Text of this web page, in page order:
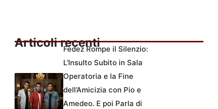
Articoli recentiFedez Rompe il Silenzio:
L’Insulto Subito in Sala
Operatoria e la Fine
dell’Amicizia con Pio e
Amedeo. E poi Parla di